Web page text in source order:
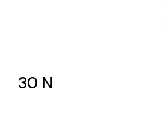
material for each project and need
30 N